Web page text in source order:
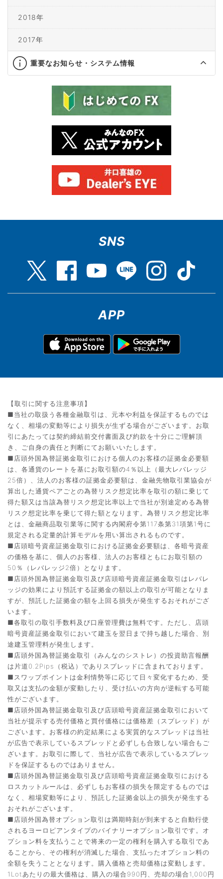
2018年
2017年
重要なお知らせ・システム情報
SNS
APP
【取引に関する注意事項】
■当社の取扱う各種金融取引は、元本や利益を保証するものでは
なく、相場の変動等により損失が生ずる場合がございます。お取
引にあたっては契約締結前交付書面及び約款を十分にご理解頂
き、ご自身の責任と判断にてお願いいたします。
■店頭外国為替証拠金取引における個人のお客様の証拠金必要額
は、各通貨のレートを基にお取引額の4％以上（最大レバレッジ
25倍）、法人のお客様の証拠金必要額は、金融先物取引業協会が
算出した通貨ペアごとの為替リスク想定比率を取引の額に乗じて
得た額又は当該為替リスク想定比率以上で当社が別途定める為替
リスク想定比率を乗じて得た額となります。為替リスク想定比率
とは、金融商品取引業等に関する内閣府令第117条第31項第1号に
規定される定量的計算モデルを用い算出されるものです。
■店頭暗号資産証拠金取引における証拠金必要額は、各暗号資産
の価格を基に、個人のお客様、法人のお客様ともにお取引額の
50％（レバレッジ2倍）となります。
■店頭外国為替証拠金取引及び店頭暗号資産証拠金取引はレバレ
ッジの効果により預託する証拠金の額以上の取引が可能となりま
すが、預託した証拠金の額を上回る損失が発生するおそれがござ
います。
■各取引の取引手数料及び口座管理費は無料です。ただし、店頭
暗号資産証拠金取引において建玉を翌日まで持ち越した場合、別
途建玉管理料が発生します。
■店頭外国為替証拠金取引（みんなのシストレ）の投資助言報酬
は片道0.2Pips（税込）でありスプレッドに含まれております。
■スワップポイントは金利情勢等に応じて日々変化するため、受
取又は支払の金額が変動したり、受け払いの方向が逆転する可能
性がございます。
■店頭外国為替証拠金取引及び店頭暗号資産証拠金取引において
当社が提示する売付価格と買付価格には価格差（スプレッド）が
ございます。お客様の約定結果による実質的なスプレッドは当社
が広告で表示しているスプレッドと必ずしも合致しない場合もご
ざいます。お取引に際して、当社が広告で表示しているスプレッ
ドを保証するものではありません。
■店頭外国為替証拠金取引及び店頭暗号資産証拠金取引における
ロスカットルールは、必ずしもお客様の損失を限定するものでは
なく、相場変動等により、預託した証拠金以上の損失が発生する
おそれがございます。
■店頭外国為替オプション取引は満期時刻が到来すると自動行使
されるヨーロピアンタイプのバイナリーオプション取引です。オ
プション料を支払うことで将来の一定の権利を購入する取引であ
ることから、その権利が消滅した場合、支払ったオプション料の
全額を失うこととなります。購入価格と売却価格は変動します。
1Lotあたりの最大価格は、購入の場合990円、売却の場合1,000円